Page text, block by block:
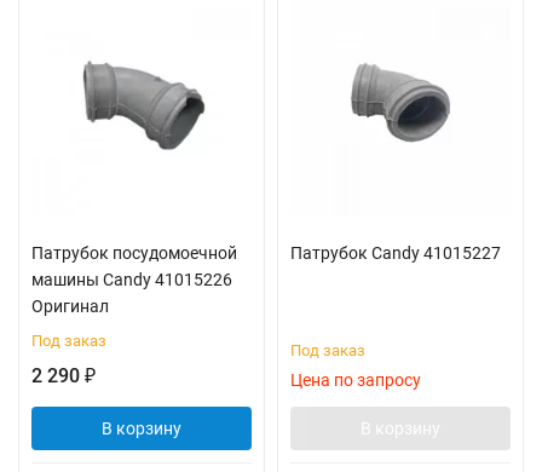
Патрубок посудомоечной
машины Candy 41015226
Оригинал
Под заказ
2 290 ₽
В корзину
Патрубок Candy 41015227
Под заказ
Цена по запросу
В корзину